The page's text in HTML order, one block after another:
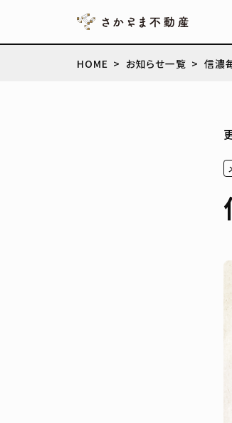
HOME お知らせ一覧 信濃